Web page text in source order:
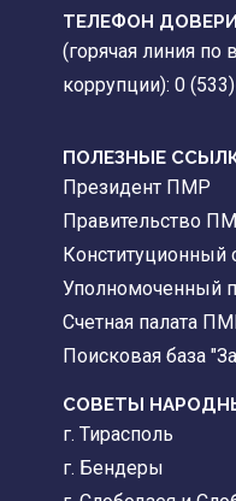
ТЕЛЕФОН
(горячая линия по
коррупции): 0
ПОЛЕЗНЫЕ
Президент ПМР
Правительство
Уполномоченный
Счетная палата
Поисковая база
СОВЕТЫ
г. Тирасполь
г. Бендеры